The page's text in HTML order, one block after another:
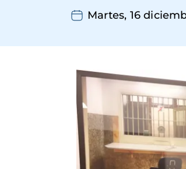
Martes, 16